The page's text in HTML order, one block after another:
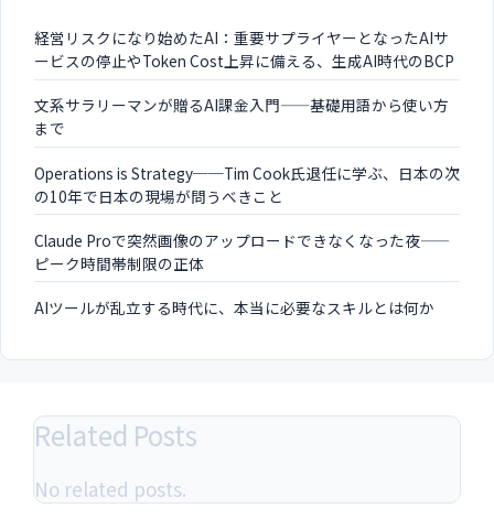
経営リスクになり始めたAI：重要サプライヤーとなったAIサ
ービスの停止やToken Cost上昇に備える、生成AI時代のBCP
文系サラリーマンが贈るAI課金入門——基礎用語から使い方
まで
Operations is Strategy──Tim Cook氏退任に学ぶ、日本の次
の10年で日本の現場が問うべきこと
Claude Proで突然画像のアップロードできなくなった夜——
ピーク時間帯制限の正体
AIツールが乱立する時代に、本当に必要なスキルとは何か
Related Posts
No related posts.